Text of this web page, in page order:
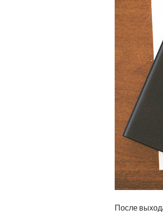
После